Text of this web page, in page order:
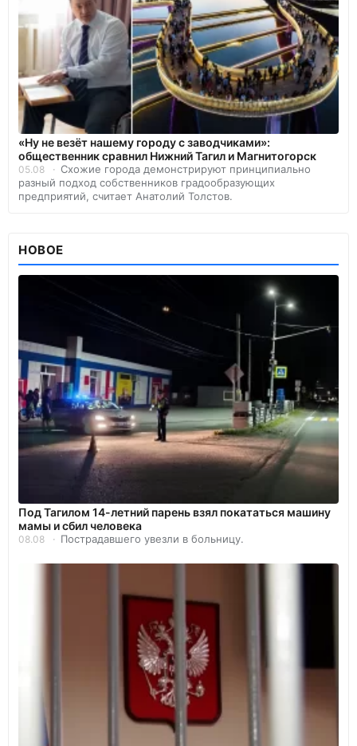
«Ну не везёт нашему городу с заводчиками»:
общественник сравнил Нижний Тагил и Магнитогорск
05.08
Схожие города демонстрируют принципиально
разный подход собственников градообразующих
предприятий, считает Анатолий Толстов.
НОВОЕ
Под Тагилом 14-летний парень взял покататься машину
мамы и сбил человека
08.08 Пострадавшего увезли в больницу.